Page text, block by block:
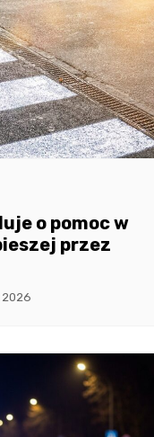
o pomoc w
przez